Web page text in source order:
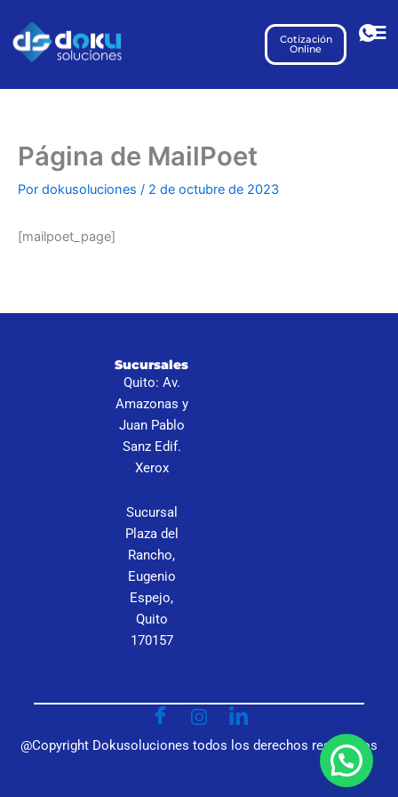
contenido
Cotización
Online
Página de MailPoet
Por dokusoluciones / 2 de octubre de 2023
[mailpoet_page]
Sucursales
Quito: Av.
Amazonas y
Juan Pablo
Sanz Edif.
Xerox
Sucursal
Plaza del
Rancho,
Eugenio
Espejo,
Quito
170157
@Copyright Dokusoluciones todos los derechos reservados